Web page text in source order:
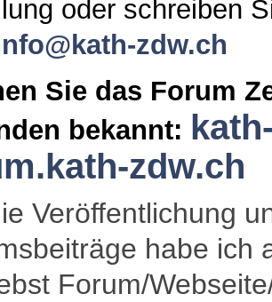
oder schreiben
zdw.ch
Sie das Forum
bekannt:
zdw.ch
Veröffentlichung
habe ich
Forum/